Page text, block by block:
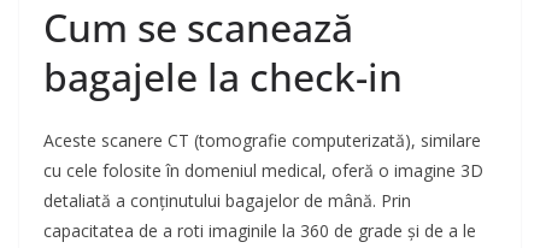
Cum se scanează
bagajele la check-in
Aceste scanere CT (tomografie computerizată), similare
cu cele folosite în domeniul medical, oferă o imagine 3D
detaliată a conținutului bagajelor de mână. Prin
capacitatea de a roti imaginile la 360 de grade și de a le